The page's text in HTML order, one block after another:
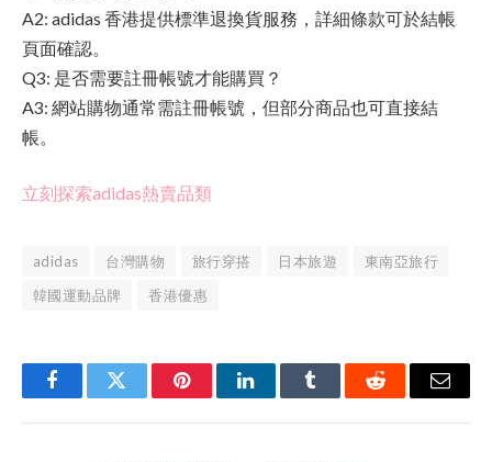
A2: adidas 香港提供標準退換貨服務，詳細條款可於結帳
頁面確認。
Q3: 是否需要註冊帳號才能購買？
A3: 網站購物通常需註冊帳號，但部分商品也可直接結
帳。
立刻探索adidas熱賣品類
adidas 台灣購物 旅行穿搭 日本旅遊
東南亞旅行
韓國運動品牌
香港優惠
FacebookTwitter PinterestLinkedInTumblr Reddit Email